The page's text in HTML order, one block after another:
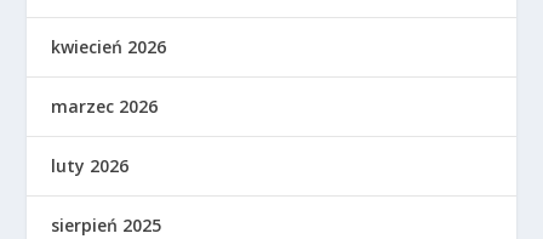
kwiecień 2026
marzec 2026
luty 2026
sierpień 2025